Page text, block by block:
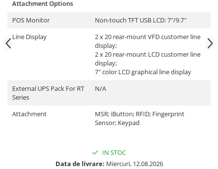
Attachment Options
POS Monitor
Non-touch TFT USB LCD: 7″/9.7″
Line Display
2 x 20 rear-mount VFD customer line
display;
2 x 20 rear-mount LCD customer line
display;
7″ color LCD graphical line display
External UPS Pack For RT
Series
N/A
Attachment
MSR; iButton; RFID; Fingerprint
Sensor; Keypad
IN STOC
Data de livrare: Miercuri, 12.08.2026